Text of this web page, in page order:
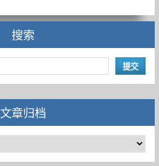
搜索
文章归档